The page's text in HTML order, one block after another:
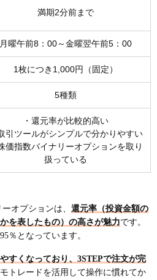
満期2分前まで
月曜午前8：00～金曜翌午前5：00
1枚につき1,000円（固定）
5種類
・還元率が比較的高い
引ツールがシンプルで分かりやすい
価指数バイナリーオプションを取り
扱っている
オプションは、 還元率（投資金額の
を表したもの）の高さが魅力です。
％となっています。
すくなっており、3STEPで注文が完
トレードを活用して操作に慣れてか